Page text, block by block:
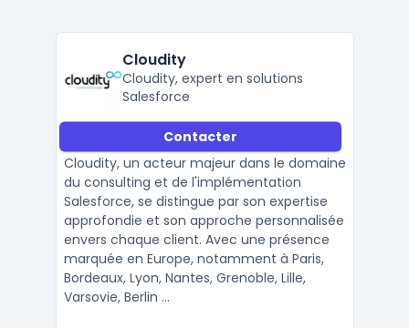
Cloudity
Cloudity, expert en solutions
Salesforce
Contacter
Cloudity, un acteur majeur dans le domaine
du consulting et de l'implémentation
Salesforce, se distingue par son expertise
approfondie et son approche personnalisée
envers chaque client. Avec une présence
marquée en Europe, notamment à Paris,
Bordeaux, Lyon, Nantes, Grenoble, Lille,
Varsovie, Berlin ...